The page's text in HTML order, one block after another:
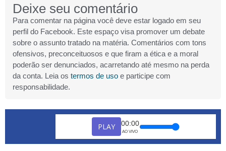
Deixe seu comentário
Para comentar na página você deve estar logado em seu
perfil do Facebook. Este espaço visa promover um debate
sobre o assunto tratado na matéria. Comentários com tons
ofensivos, preconceituosos e que firam a ética e a moral
poderão ser denunciados, acarretando até mesmo na perda
da conta. Leia os termos de uso e participe com
responsabilidade.
PLAY 00:00
AO VIVO